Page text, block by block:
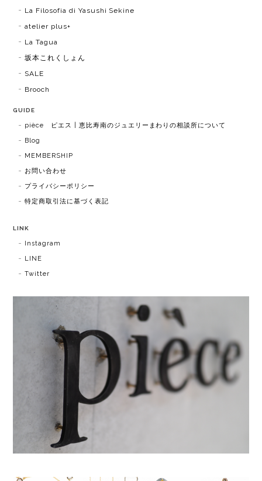
La Filosofia di Yasushi Sekine
atelier plus+
La Tagua
坂本これくしょん
SALE
Brooch
GUIDE
pièce ピエス | 恵比寿南のジュエリーまわりの相談所について
Blog
MEMBERSHIP
お問い合わせ
プライバシーポリシー
特定商取引法に基づく表記
LINK
Instagram
LINE
Twitter